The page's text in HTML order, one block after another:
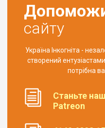
сайту
Україна Інкогніта -
створений
потрібна
Станьте
Patreon